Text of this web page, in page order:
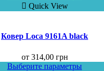
Quick View
Ковер Loca 9161A black
от 314,00 грн
Выберите параметры